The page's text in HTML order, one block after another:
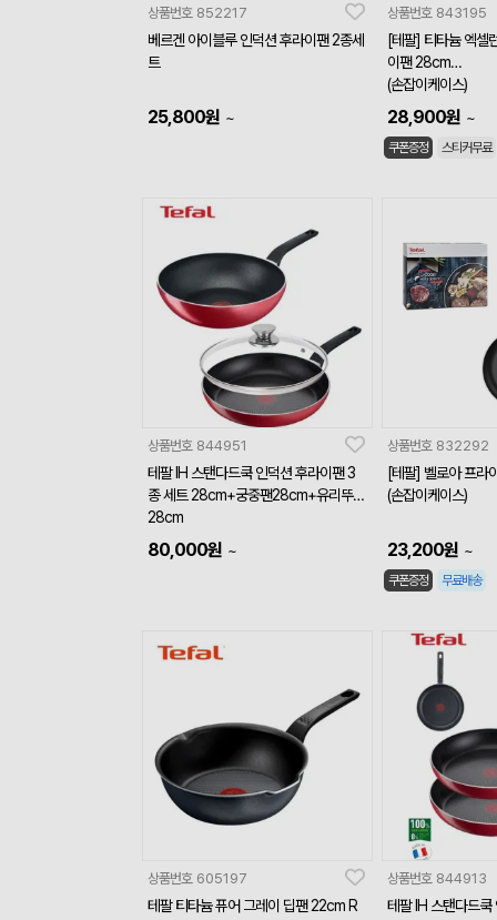
상품번호 852217
베르겐 아이블루 인덕션 후라이팬 2종세
트
25,800원 ~
상품번호 843195
[테팔] 티타늄 엑셀
이팬 28cm
(손잡이케이스)
28,900원 ~
쿠폰증정 스티커무료
상품번호 844951
테팔 IH 스탠다드쿡 인덕션 후라이팬 3
종 세트 28cm+궁중팬28cm+유리뚜껑
28cm
80,000원 ~
상품번호 832292
[테팔] 벨로아 프라
(손잡이케이스)
23,200원 ~
쿠폰증정 무료배송
상품번호 605197
테팔 티타늄 퓨어 그레이 딥팬 22cm R
상품번호 844913
테팔 IH 스탠다드쿡